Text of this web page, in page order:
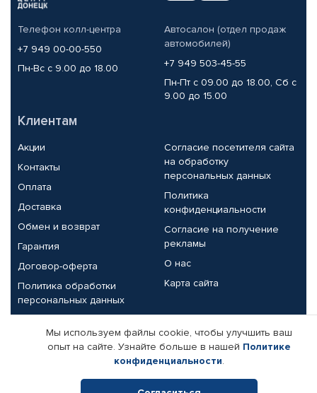
Телефон колл-центра
+7 949 00-00-550
Пн-Вс с 9.00 до 18.00
Автосалон (отдел продаж
автомобилей)
+7 949 503-45-55
Пн-Пт с 09.00 до 18.00, Сб с
9.00 до 15.00
Клиентам
Акции
Контакты
Оплата
Доставка
Обмен и возврат
Гарантия
Договор-оферта
Политика обработки
персональных данных
Согласие посетителя сайта
на обработку
персональных данных
Политика
конфиденциальности
Согласие на получение
рекламы
О нас
Карта сайта
Партнерам
Корпоративным клиентам
Поставщикам
Реквизиты компании
Мы используем файлы cookie, чтобы улучшить ваш
опыт на сайте. Узнайте больше в нашей Политике
конфиденциальности.